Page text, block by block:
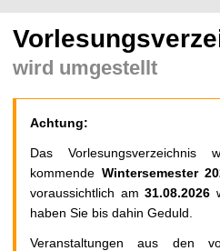
m
u
f
e
n
wird umgestellt
Achtung:
Das
kommende Wintersemester
voraussichtlich am 31.08.2026
haben Sie bis dahin Geduld.
Veranstaltungen aus den